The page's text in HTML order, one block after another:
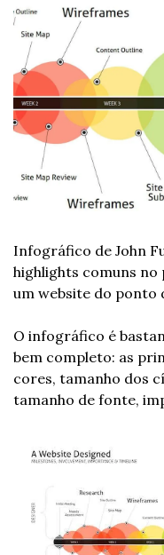
Infográfico de John
highlights comuns
um website do ponto
O infográfico é
bem completo: as
cores, tamanho dos
tamanho de fonte,